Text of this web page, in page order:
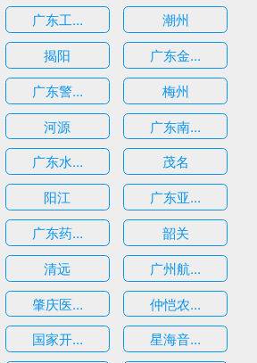
广东工...
潮州
揭阳
广东金...
广东警...
梅州
河源
广东南...
广东水...
茂名
阳江
广东亚...
广东药...
韶关
清远
广州航...
肇庆医...
仲恺农...
国家开...
星海音...